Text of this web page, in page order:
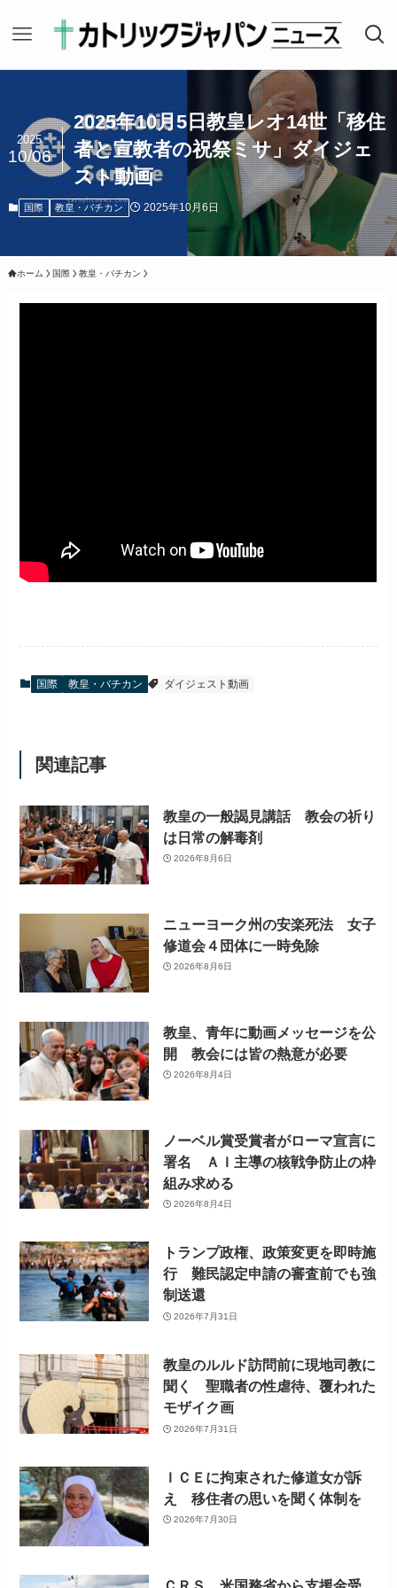
2025年10月5日教皇レオ14世「移住
者と宣教者の祝祭ミサ」ダイジェ
スト動画
2025
10/06
国際 教皇・バチカン 2025年10月6日
ホーム 国際 教皇・バチカン
国際 教皇・バチカン ダイジェスト動画
関連記事
教皇の一般謁見講話 教会の祈り
は日常の解毒剤
2026年8月6日
ニューヨーク州の安楽死法 女子
修道会４団体に一時免除
2026年8月6日
教皇、青年に動画メッセージを公
開 教会には皆の熱意が必要
2026年8月4日
ノーベル賞受賞者がローマ宣言に
署名 ＡＩ主導の核戦争防止の枠
組み求める
2026年8月4日
トランプ政権、政策変更を即時施
行 難民認定申請の審査前でも強
制送還
2026年7月31日
教皇のルルド訪問前に現地司教に
聞く 聖職者の性虐待、覆われた
モザイク画
2026年7月31日
ＩＣＥに拘束された修道女が訴
え 移住者の思いを聞く体制を
2026年7月30日